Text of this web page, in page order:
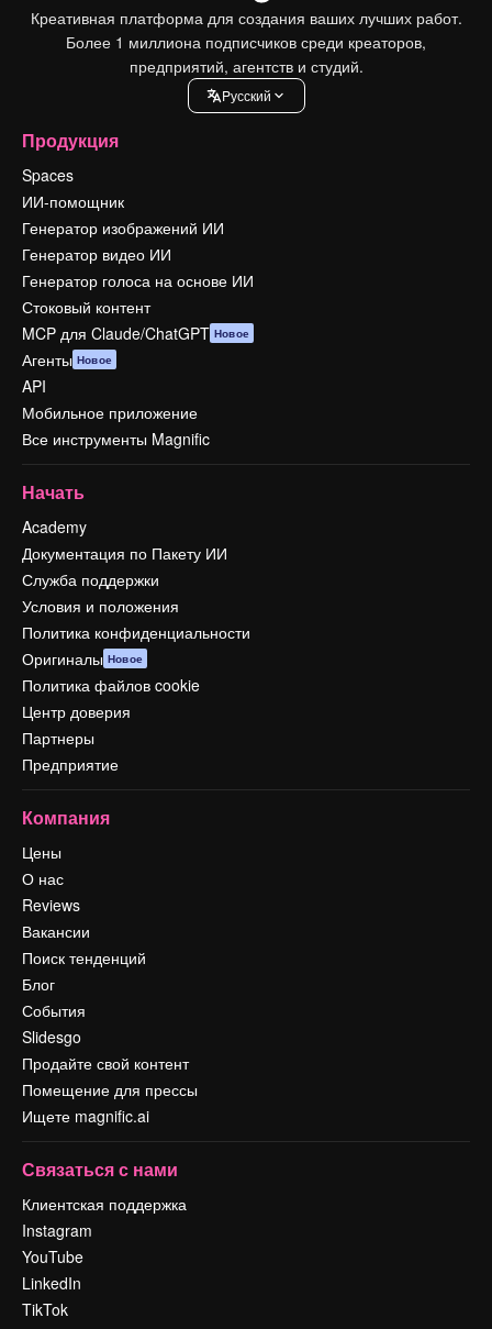
Креативная платформа для создания ваших лучших работ.
Более 1 миллиона подписчиков среди креаторов,
предприятий, агентств и студий.
Pусский
Продукция
Spaces
ИИ-помощник
Генератор изображений ИИ
Генератор видео ИИ
Генератор голоса на основе ИИ
Стоковый контент
MCP для Claude/ChatGPT Новое
Агенты Новое
API
Мобильное приложение
Все инструменты Magnific
Начать
Academy
Документация по Пакету ИИ
Служба поддержки
Условия и положения
Политика конфиденциальности
Оригиналы Новое
Политика файлов cookie
Центр доверия
Партнеры
Предприятие
Компания
Цены
О нас
Reviews
Вакансии
Поиск тенденций
Блог
События
Slidesgo
Продайте свой контент
Помещение для прессы
Ищете magnific.ai
Связаться с нами
Клиентская поддержка
Instagram
YouTube
LinkedIn
TikTok